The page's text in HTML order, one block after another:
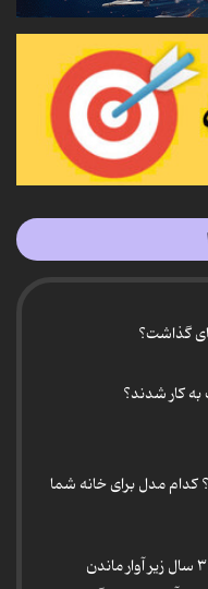
کار شدند؟
کدام مدل برای خانه شما